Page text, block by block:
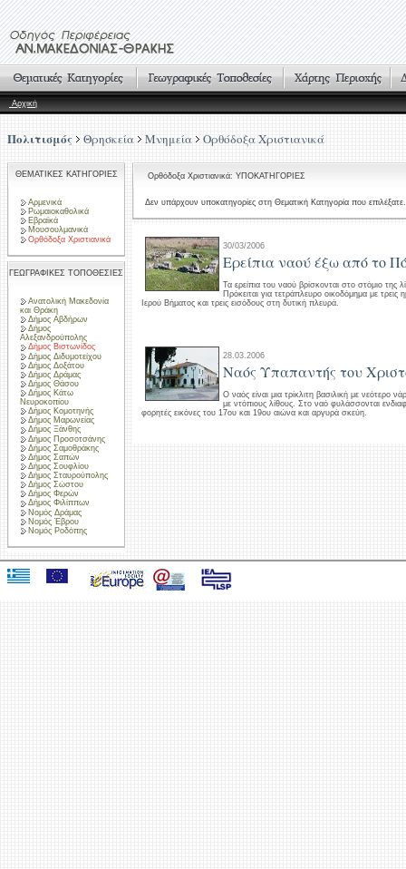
Αρχική
Πολιτισμός Θρησκεία Μνημεία Ορθόδοξα Χριστιανικά
ΘΕΜΑΤΙΚΕΣ ΚΑΤΗΓΟΡΙΕΣ
Αρμενικά
Ρωμαιοκαθολικά
Εβραϊκά
Μουσουλμανικά
Ορθόδοξα Χριστιανικά
ΓΕΩΓΡΑΦΙΚΕΣ ΤΟΠΟΘΕΣΙΕΣ
Ανατολική Μακεδονία
και Θράκη
Δήμος Αβδήρων
Δήμος
Αλεξανδρούπολης
Δήμος Βιστωνίδος
Δήμος Διδυμοτείχου
Δήμος Δοξάτου
Δήμος Δράμας
Δήμος Θάσου
Δήμος Κάτω
Νευροκοπίου
Δήμος Κομοτηνής
Δήμος Μαρωνείας
Δήμος Ξάνθης
Δήμος Προσοτσάνης
Δήμος Σαμοθράκης
Δήμος Σαπών
Δήμος Σουφλίου
Δήμος Σταυρούπολης
Δήμος Σώστου
Δήμος Φερών
Δήμος Φιλίππων
Νομός Δράμας
Νομός Έβρου
Νομός Ροδόπης
Ορθόδοξα Χριστιανικά: ΥΠΟΚΑΤΗΓΟΡΙΕΣ
Δεν υπάρχουν υποκατηγορίες στη Θεματική Κατηγορία που επιλέξατε.
30/03/2006
Ερείπια ναού έξω από το
Τα ερείπια του ναού βρίσκονται στο στόμιο της
Πρόκειται για τετράπλευρο οικοδόμημα με τρεις
Ιερού Βήματος και τρεις εισόδους στη δυτική πλευρά.
28.03.2006
Ναός Υπαπαντής του
Ο ναός είναι μια τρίκλιτη βασιλική με νεότερο
με ντόπιους λίθους. Στο ναό φυλάσσονται
φορητές εικόνες του 17ου και 19ου αιώνα και αργυρά σκεύη.